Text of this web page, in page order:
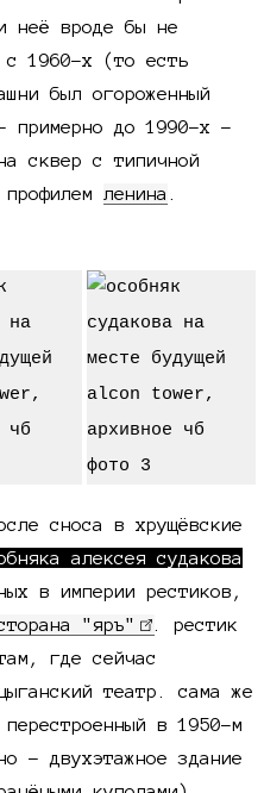
неё вроде бы не
с 1960-х (то есть
был огороженный
примерно до1990-х -
сквер с типичной
ленина .
сноса в хрущёвские
алексея судакова
в империи рестиков,
"яръ"
. рестик
где сейчас
театр. сама же
в 1950-м
- двухэтажное здание